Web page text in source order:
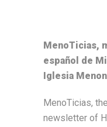
MenoTicias,
español de
Iglesia
MenoTicias,
newsletter of